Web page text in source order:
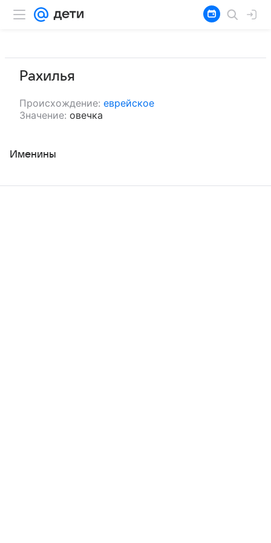
Рахилья
Происхождение: еврейское
Значение: овечка
Именины